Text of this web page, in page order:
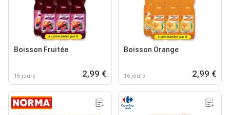
Boisson Fruitée
16 jours 2,99 €
Boisson Orange
16 jours 2,99 €